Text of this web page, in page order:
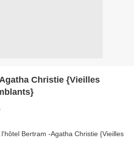
Christie {Vieilles